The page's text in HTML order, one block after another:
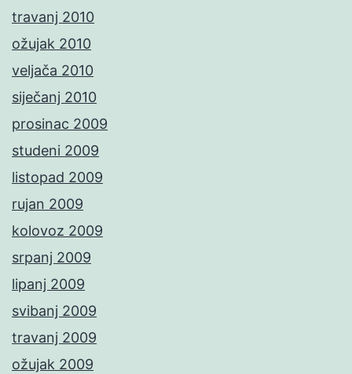
travanj 2010
ožujak 2010
veljača 2010
siječanj 2010
prosinac 2009
studeni 2009
listopad 2009
rujan 2009
kolovoz 2009
srpanj 2009
lipanj 2009
svibanj 2009
travanj 2009
ožujak 2009